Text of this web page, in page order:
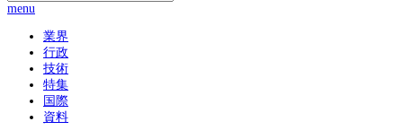
menu
業界
行政
技術
特集
国際
資料